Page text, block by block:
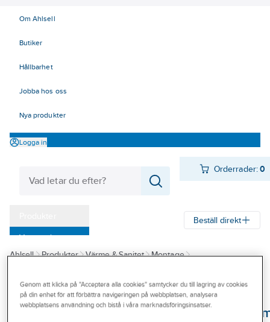
Om Ahlsell
Butiker
Hållbarhet
Jobba hos oss
Nya produkter
Logga in
Orderrader:0
Varumärken
Kampanjer
Outlet
Branscher
Beställ direkt
Ahlsell Produkter Värme & Sanitet
Montage
UNIPAK
Genom att klicka på "Acceptera alla cookies" samtycker du till lagring av cookies
på din enhet för att förbättra navigeringen på webbplatsen, analysera
webbplatsens användning och bistå i våra marknadsföringsinsatser.